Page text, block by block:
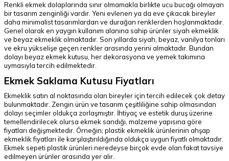
Renkli ekmek dolaplarında sınır olmamakla birlikte ucu bucağı olmayan
bir tasarım zenginliği vardır. Yeni evlenen ya da eve çıkacak bireyler
daha minimalist tasarımlardan ve durağan renklerden hoşlanmaktadır.
Genel olarak en yaygın kullanım alanına sahip ürünler siyah ekmeklik
ve beyaz ekmeklik olmaktadır. Son yıllarda siyah, beyaz, vanilya tonları
ve ekru yükselişe geçen renkler arasında yerini almaktadır. Bundan
dolayı beyaz ekmek kutusu, her dekorasyona ve yemek takımına
uymasıyla tercih edilmektedir.
Ekmek Saklama Kutusu Fiyatları
Ekmeklik satın al noktasında olan bireyler için tercih edilecek çok detay
bulunmaktadır. Zengin ürün ve tasarım çeşitliliğine sahip olmasından
dolayı seçimler oldukça zorlaşmıştır. İhtiyaç ve estetik duruş üzerine
temellendirilecek olursa ekmek sandığı, malzeme yapısına göre
fiyatları değişmektedir. Örneğin; plastik ekmeklik ürünlerinin ahşap
ekmeklik fiyatları ile karşılaştırıldığında oldukça uygun fiyatlı olmaktadır.
Ekmek sepeti plastik ürünleri neredeyse birçok evde olan fakat tavsiye
edilmeyen ürünler arasında yer alır.